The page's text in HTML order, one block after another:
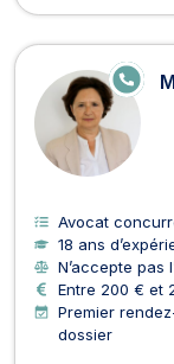
E
N
N
E
Avocat
18 ans
N’accepte pas
Entre 200 € et
Premier
dossier